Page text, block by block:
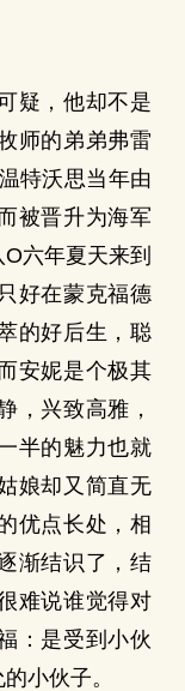
，他却不是
师的弟弟弗雷
特沃思当年由
被晋升为海军
六年夏天来到
好在蒙克福德
的好后生，聪
安妮是个极其
，兴致高雅，
半的魅力也就
娘却又简直无
优点长处，相
渐结识了，结
难说谁觉得对
：是受到小伙
小伙子。